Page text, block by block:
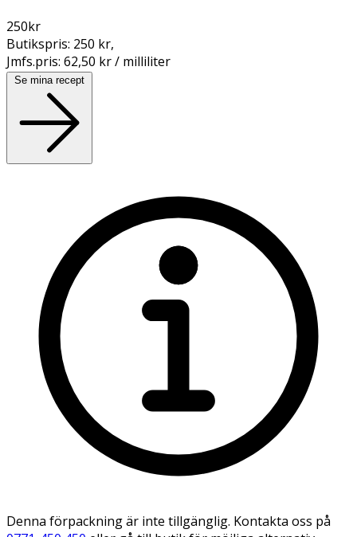
250kr
Butikspris: 250 kr,
Jmfs.pris: 62,50 kr / milliliter
Se mina recept
Denna förpackning är inte tillgänglig. Kontakta oss på